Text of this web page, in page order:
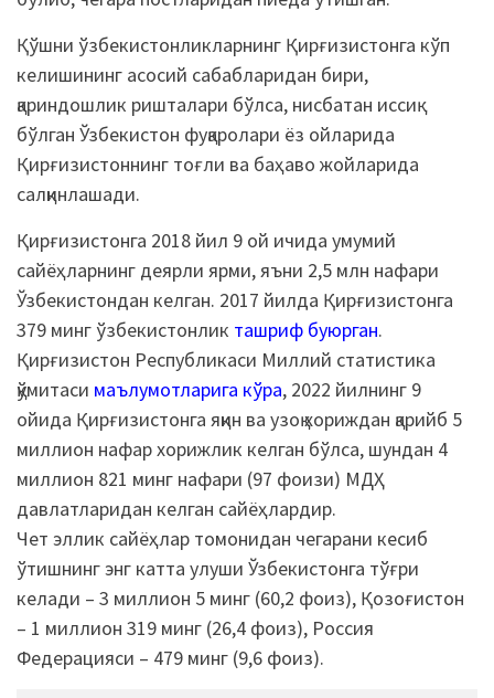
Қўшни ўзбекистонликларнинг Қирғизистонга кўп
келишининг асосий сабабларидан бири,
қариндошлик ришталари бўлса, нисбатан иссиқ
бўлган Ўзбекистон фуқаролари ёз ойларида
Қирғизистоннинг тоғли ва баҳаво жойларида
салқинлашади.
Қирғизистонга 2018 йил 9 ой ичида умумий
сайёҳларнинг деярли ярми, яъни 2,5 млн нафари
Ўзбекистондан келган. 2017 йилда Қирғизистонга
379 минг ўзбекистонлик ташриф буюрган.
Қирғизистон Республикаси Миллий статистика
қўмитаси маълумотларига кўра, 2022 йилнинг 9
ойида Қирғизистонга яқин ва узоқ хориждан қарийб 5
миллион нафар хорижлик келган бўлса, шундан 4
миллион 821 минг нафари (97 фоизи) МДҲ
давлатларидан келган сайёҳлардир.
Чет эллик сайёҳлар томонидан чегарани кесиб
ўтишнинг энг катта улуши Ўзбекистонга тўғри
келади – 3 миллион 5 минг (60,2 фоиз), Қозоғистон
– 1 миллион 319 минг (26,4 фоиз), Россия
Федерацияси – 479 минг (9,6 фоиз).